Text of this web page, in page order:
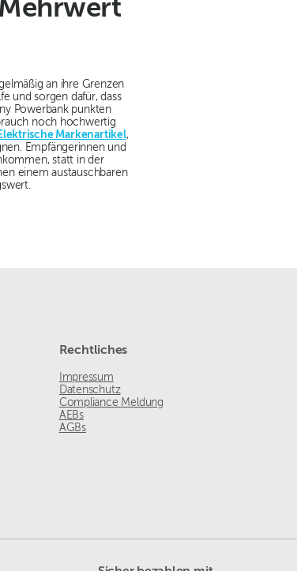
an ihre Grenzen
und sorgen dafür, dass
Powerbank punkten
noch hochwertig
Elektrische Markenartikel,
Empfängerinnen und
statt in der
einem austauschbaren
Rechtliches
Impressum
Datenschutz
Compliance Meldung
AEBs
AGBs